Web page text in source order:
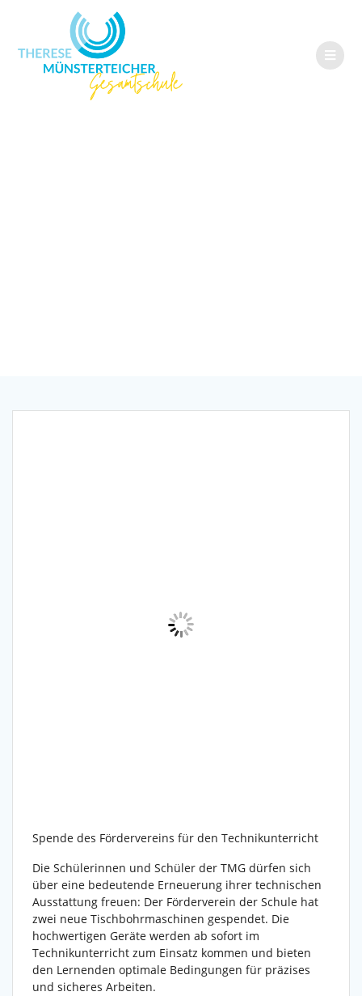
Spende des Fördervereins für den Technikunterricht
Die Schülerinnen und Schüler der TMG dürfen sich
über eine bedeutende Erneuerung ihrer technischen
Ausstattung freuen: Der Förderverein der Schule hat
zwei neue Tischbohrmaschinen gespendet. Die
hochwertigen Geräte werden ab sofort im
Technikunterricht zum Einsatz kommen und bieten
den Lernenden optimale Bedingungen für präzises
und sicheres Arbeiten.